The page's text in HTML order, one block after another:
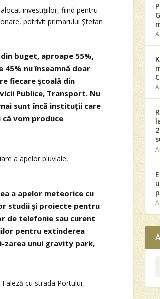
investiţiilor, fiind pentru
potrivit primarului Ştefan
buget, aproape 55%,
nu înseamnă doar
fiecare şcoală din
Publice, Transport. Nu
sunt încă instituţii care
că vom produce
a apelor pluviale,
a apelor meteorice cu
studii şi proiecte pentru
de telefonie sau curent
pentru extinderea
zarea unui gravity park,
cu strada Portului,